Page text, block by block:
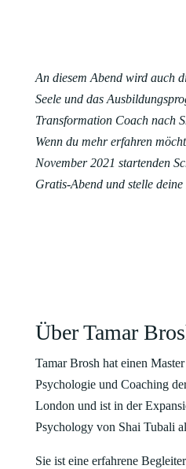
An diesem Abend wird auch
Seele und das
Transformation Coach nach
Wenn du mehr erfahren
November 2021 startenden
Gratis-Abend und stelle
Über Tamar
Tamar Brosh hat einen
Psychologie und Coaching
London und ist in der
Psychology von Shai Tubali
Sie ist eine erfahrene